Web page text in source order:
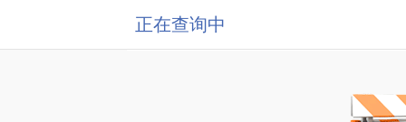
正在查询中